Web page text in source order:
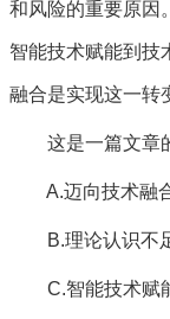
和风险的重要原因
智能技术赋能到技
融合是实现这一转
这是一篇文章的
A.迈向技术融
B.理论认识不
C.智能技术赋